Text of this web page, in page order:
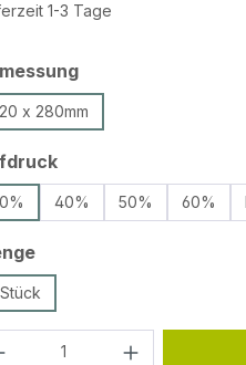
1-3 Tage
auswählen
x 280mm
auswählen
40% 50% 60%
auswählen
Anzahl: